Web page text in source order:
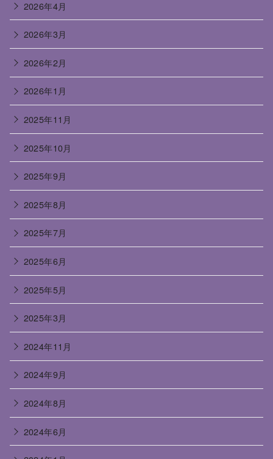
2026年4月
2026年3月
2026年2月
2026年1月
2025年11月
2025年10月
2025年9月
2025年8月
2025年7月
2025年6月
2025年5月
2025年3月
2024年11月
2024年9月
2024年8月
2024年6月